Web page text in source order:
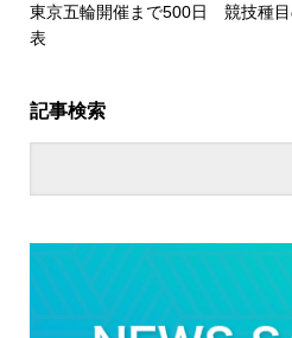
東京五輪開催まで500日 競技種
表
記事検索